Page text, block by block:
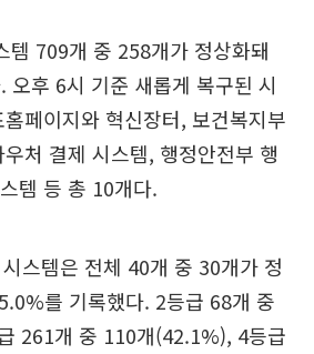
템 709개 중 258개가 정상화돼
오후 6시 기준 새롭게 복구된 시
페이지와 혁신장터, 보건복지부
처 결제 시스템, 행정안전부 행
템 등 총 10개다.
스템은 전체 40개 중 30개가 정
를 기록했다. 2등급 68개 중
261개 중 110개(42.1%), 4등급